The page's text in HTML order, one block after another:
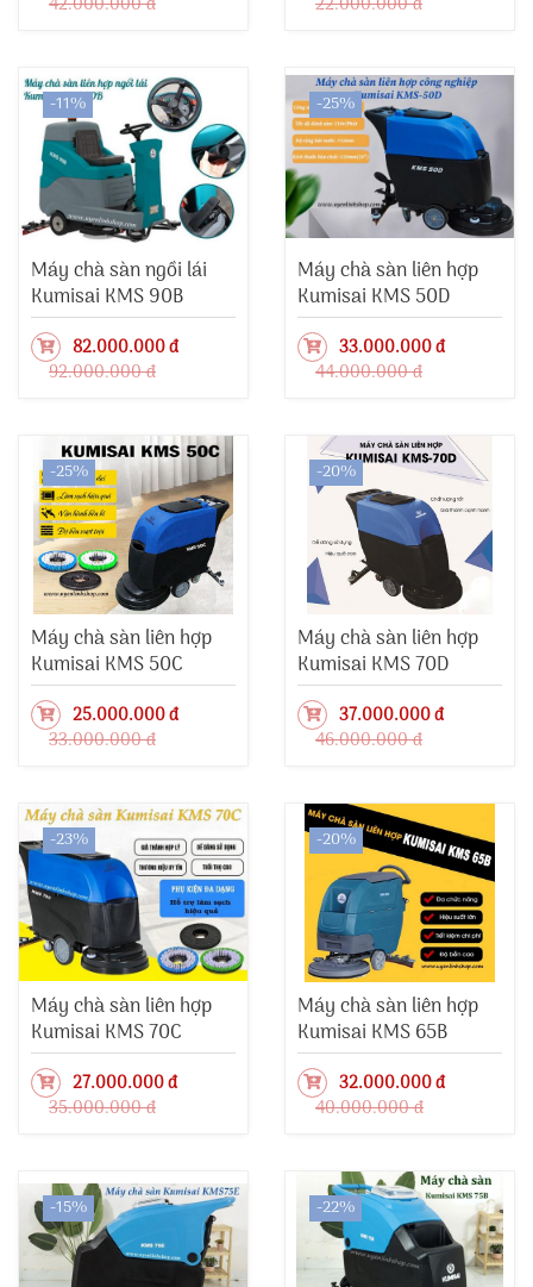
-11%
Máy chà sàn ngồi lái
Kumisai KMS 90B
82.000.000 đ
92.000.000 đ
-25%
Máy chà sàn liên hợp
Kumisai KMS 50D
33.000.000 đ
44.000.000 đ
-25%
Máy chà sàn liên hợp
Kumisai KMS 50C
25.000.000 đ
33.000.000 đ
-20%
Máy chà sàn liên hợp
Kumisai KMS 70D
37.000.000 đ
46.000.000 đ
-23%
Máy chà sàn liên hợp
Kumisai KMS 70C
27.000.000 đ
35.000.000 đ
-20%
Máy chà sàn liên hợp
Kumisai KMS 65B
32.000.000 đ
40.000.000 đ
-15% -22%